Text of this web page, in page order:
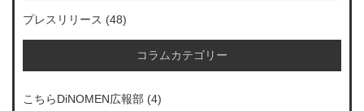
プレスリリース (48)
コラムカテゴリー
こちらDiNOMEN広報部 (4)